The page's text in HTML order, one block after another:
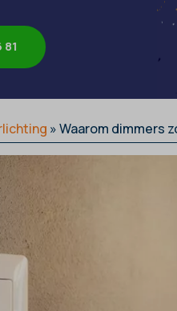
»Waarom dimmers